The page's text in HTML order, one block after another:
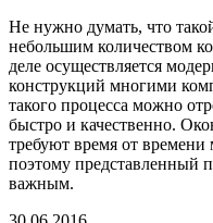
Не нужно думать, что
небольшим количеством
деле осуществляется
конструкций многими
такого процесса можно
быстро и качественно.
требуют время от
поэтому представленный
важным.